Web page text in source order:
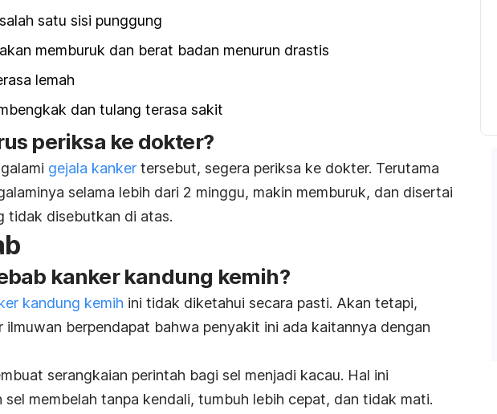
satu sisi punggung
memburuk dan berat badan menurun drastis
lemah
dan tulang terasa sakit
periksa ke dokter?
gejala kanker tersebut, segera periksa ke dokter. Terutama
selama lebih dari 2 minggu, makin memburuk, dan disertai
tidak disebutkan di atas.
kanker kandung kemih?
kandung kemih ini tidak diketahui secara pasti. Akan tetapi,
ilmuwan berpendapat bahwa penyakit ini ada kaitannya dengan
serangkaian perintah bagi sel menjadi kacau. Hal ini
sel membelah tanpa kendali, tumbuh lebih cepat, dan tidak mati.